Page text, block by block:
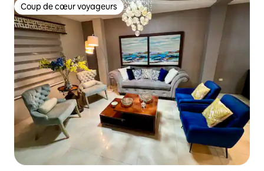
Coup de cœur voyageurs
Coup de cœur voyageurs